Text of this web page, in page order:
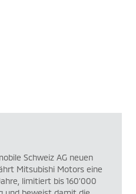
Schweiz AG neuen
Mitsubishi Motors eine
limitiert bis 160’000